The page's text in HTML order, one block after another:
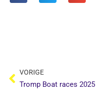
Vorige
VORIGE
Tromp Boat races 2025